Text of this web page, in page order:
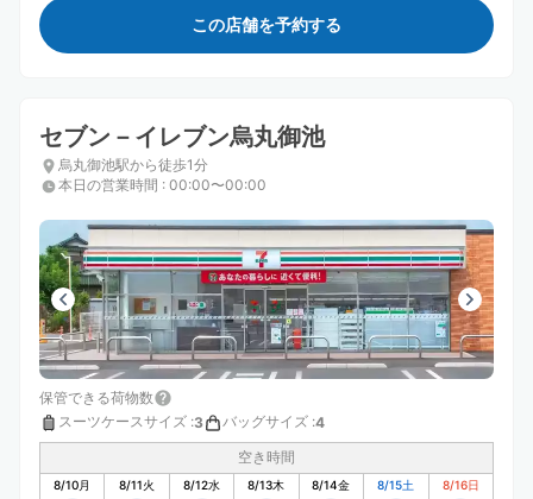
この店舗を予約する
セブン－イレブン烏丸御池
烏丸御池駅から徒歩1分
本日の営業時間 : 00:00〜00:00
保管できる荷物数
スーツケースサイズ :3 バッグサイズ :4
空き時間
8/10月 8/11火 8/12水 8/13木 8/14金 8/15土 8/16日